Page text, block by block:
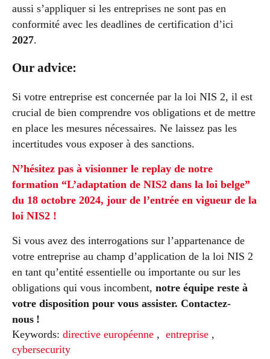
aussi s’appliquer si les entreprises ne sont pas en
conformité avec les deadlines de certification d’ici
2027.
Our advice:
Si votre entreprise est concernée par la loi NIS 2, il est
crucial de bien comprendre vos obligations et de mettre
en place les mesures nécessaires. Ne laissez pas les
incertitudes vous exposer à des sanctions.
N’hésitez pas à visionner le replay de notre
formation “L’adaptation de NIS2 dans la loi belge”
du 18 octobre 2024, jour de l’entrée en vigueur de la
loi NIS2 !
Si vous avez des interrogations sur l’appartenance de
votre entreprise au champ d’application de la loi NIS 2
en tant qu’entité essentielle ou importante ou sur les
obligations qui vous incombent, notre équipe reste à
votre disposition pour vous assister. Contactez-
nous !
Keywords: directive européenne , entreprise ,
cybersecurity